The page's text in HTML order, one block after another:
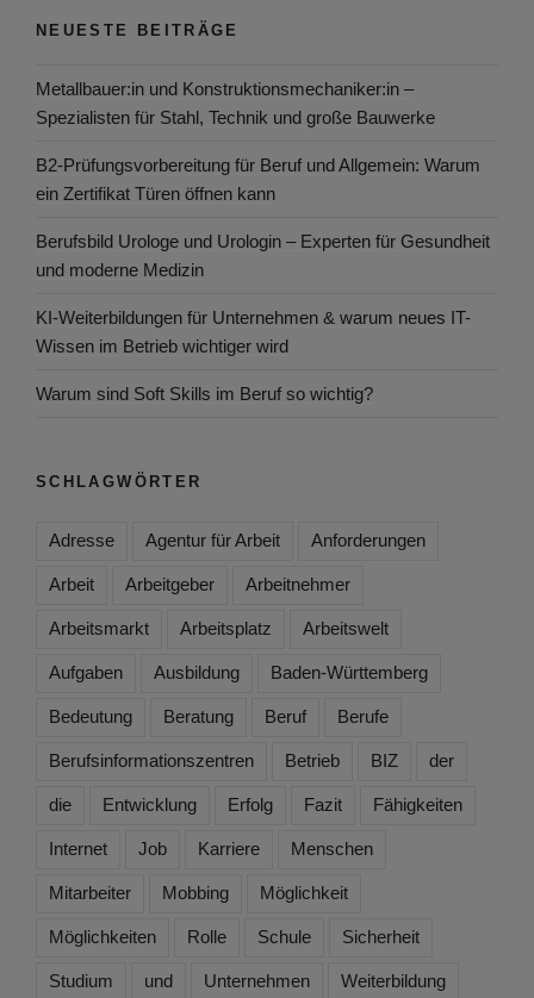
NEUESTE BEITRÄGE
Metallbauer:in und Konstruktionsmechaniker:in –
Spezialisten für Stahl, Technik und große Bauwerke
B2-Prüfungsvorbereitung für Beruf und Allgemein: Warum
ein Zertifikat Türen öffnen kann
Berufsbild Urologe und Urologin – Experten für Gesundheit
und moderne Medizin
KI-Weiterbildungen für Unternehmen & warum neues IT-
Wissen im Betrieb wichtiger wird
Warum sind Soft Skills im Beruf so wichtig?
SCHLAGWÖRTER
Adresse Agentur für Arbeit Anforderungen
Arbeit Arbeitgeber Arbeitnehmer
Arbeitsmarkt Arbeitsplatz Arbeitswelt
Aufgaben Ausbildung Baden-Württemberg
Bedeutung Beratung Beruf Berufe
Berufsinformationszentren Betrieb BIZ der
die Entwicklung Erfolg Fazit Fähigkeiten
Internet Job Karriere Menschen
Mitarbeiter Mobbing Möglichkeit
Möglichkeiten Rolle Schule Sicherheit
Studium und Unternehmen Weiterbildung